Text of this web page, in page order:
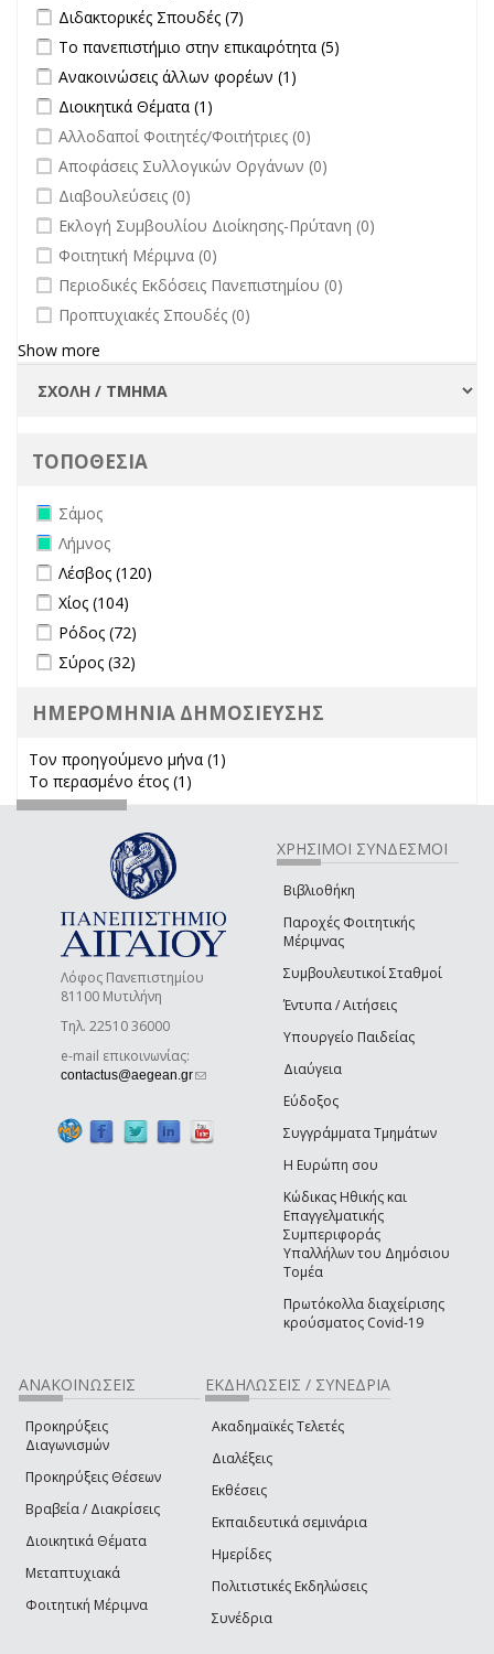
Apply Διδακτορικές Σπουδές filter
Διδακτορικές Σπουδές (7)
Apply Το πανεπιστήμιο στην επικαιρότητα filter
Το πανεπιστήμιο στην επικαιρότητα (5)
Apply Ανακοινώσεις άλλων φορέων filter
Ανακοινώσεις άλλων φορέων (1)
Apply Διοικητικά Θέματα filter
Διοικητικά Θέματα (1)
undefined
Αλλοδαποί Φοιτητές/Φοιτήτριες (0)
undefined
Αποφάσεις Συλλογικών Οργάνων (0)
undefined
Διαβουλεύσεις (0)
undefined
Εκλογή Συμβουλίου Διοίκησης-Πρύτανη (0)
undefined
Φοιτητική Μέριμνα (0)
undefined
Περιοδικές Εκδόσεις Πανεπιστημίου (0)
undefined
Προπτυχιακές Σπουδές (0)
Show more
ΤΟΠΟΘΕΣΙΑ
Remove Σάμος filter
Σάμος
Remove Λήμνος filter
Λήμνος
Apply Λέσβος filter
Λέσβος (120)
Apply Χίος filter
Χίος (104)
Apply Ρόδος filter
Ρόδος (72)
Apply Σύρος filter
Σύρος (32)
ΗΜΕΡΟΜΗΝΙΑ ΔΗΜΟΣΙΕΥΣΗΣ
Τον προηγούμενο μήνα (1)
Το περασμένο έτος (1)
Λόφος Πανεπιστημίου
81100 Μυτιλήνη
Τηλ. 22510 36000
e-mail επικοινωνίας:
contactus@aegean.gr(link sends e-mail)
ΧΡΗΣΙΜΟΙ ΣΥΝΔΕΣΜΟΙ
Βιβλιοθήκη
Παροχές Φοιτητικής
Μέριμνας
Συμβουλευτικοί Σταθμοί
Έντυπα / Αιτήσεις
Υπουργείο Παιδείας
Διαύγεια
Εύδοξος
Συγγράμματα Τμημάτων
Η Ευρώπη σου
Κώδικας Ηθικής και
Επαγγελματικής
Συμπεριφοράς
Υπαλλήλων του Δημόσιου
Τομέα
Πρωτόκολλα διαχείρισης
κρούσματος Covid-19
ΑΝΑΚΟΙΝΩΣΕΙΣ
Προκηρύξεις
Διαγωνισμών
Προκηρύξεις Θέσεων
Βραβεία / Διακρίσεις
Διοικητικά Θέματα
Μεταπτυχιακά
Φοιτητική Μέριμνα
ΕΚΔΗΛΩΣΕΙΣ / ΣΥΝΕΔΡΙΑ
Ακαδημαϊκές Τελετές
Διαλέξεις
Εκθέσεις
Εκπαιδευτικά σεμινάρια
Ημερίδες
Πολιτιστικές Εκδηλώσεις
Συνέδρια